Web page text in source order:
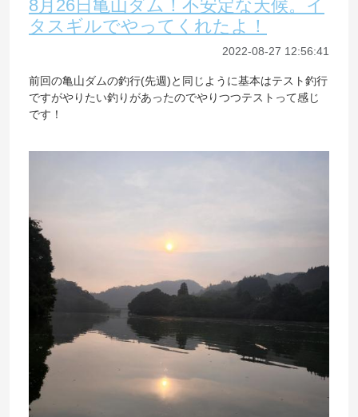
8月26日亀山ダム！不安定な天候。イ
タスギルでやってくれたよ！
2022-08-27 12:56:41
前回の亀山ダムの釣行(先週)と同じように基本はテスト釣行
ですがやりたい釣りがあったのでやりつつテストって感じ
です！